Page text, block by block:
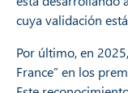
cuya validación
Por último, en
France” en los